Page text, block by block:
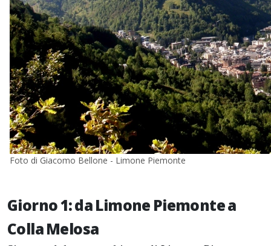
Foto di Giacomo Bellone - Limone Piemonte
Giorno 1: da Limone Piemonte a
Colla Melosa